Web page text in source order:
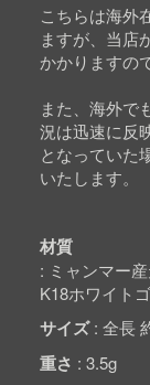
こちらは海外
ますが、当店
かかりますの
また、海外で
況は迅速に反
となっていた
いたします。
材質
ミャンマー
K18ホワイト
サイズ 全長
重さ 3.5g